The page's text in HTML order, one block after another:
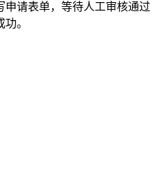
请表单，等待人工审核通过
。